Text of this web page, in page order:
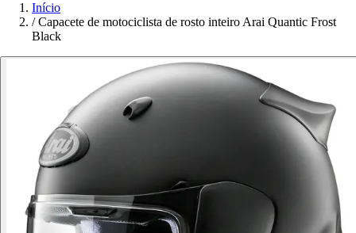
Início
/ Capacete de motociclista de rosto inteiro Arai Quantic Frost
Black